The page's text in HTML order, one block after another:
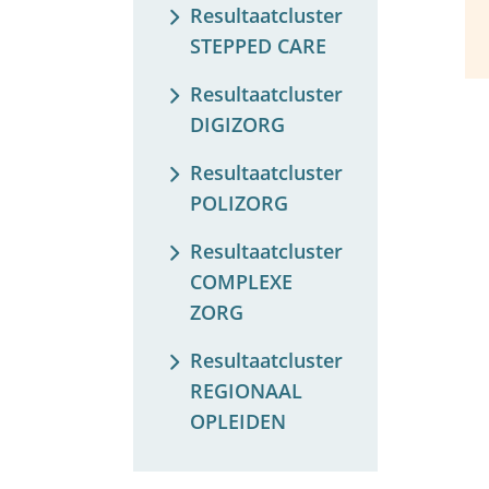
Resultaatcluster
STEPPED CARE
Resultaatcluster
DIGIZORG
Resultaatcluster
POLIZORG
Resultaatcluster
COMPLEXE
ZORG
Resultaatcluster
REGIONAAL
OPLEIDEN